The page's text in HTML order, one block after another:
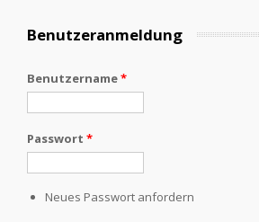
Benutzeranmeldung
Benutzername*
Passwort *
Neues Passwort anfordern